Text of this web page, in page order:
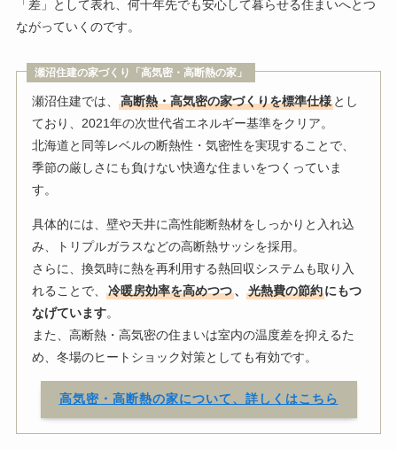
「差」として表れ、何十年先でも安心して暮らせる住まいへとつ
ながっていくのです。
瀬沼住建の家づくり「高気密・高断熱の家」
瀬沼住建では、高断熱・高気密の家づくりを標準仕様 とし
ており、2021年の次世代省エネルギー基準をクリア。
北海道と同等レベルの断熱性・気密性を実現することで、
季節の厳しさにも負けない快適な住まいをつくっていま
す。
具体的には、壁や天井に高性能断熱材をしっかりと入れ込
み、トリプルガラスなどの高断熱サッシを採用。
さらに、換気時に熱を再利用する熱回収システムも取り入
れることで、冷暖房効率を高めつつ、光熱費の節約にもつ
なげています。
また、高断熱・高気密の住まいは室内の温度差を抑えるた
め、冬場のヒートショック対策としても有効です。
高気密・高断熱の家について、詳しくはこちら